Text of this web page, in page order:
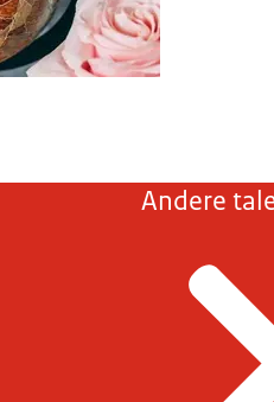
Andere